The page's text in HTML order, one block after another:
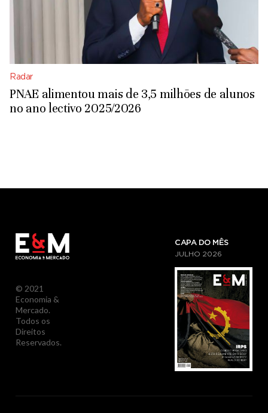
Radar
PNAE alimentou mais de 3,5 milhões de alunos
no ano lectivo 2025/2026
© 2021
Economia &
Mercado.
Todos os
Direitos
Reservados.
CAPA DO MÊS
JULHO 2026